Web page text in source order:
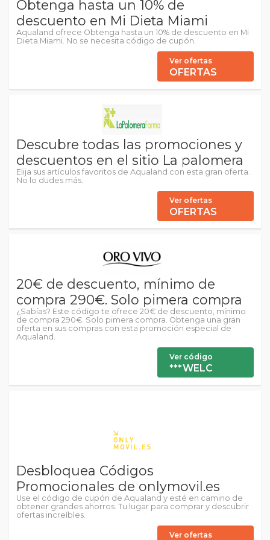
Obtenga hasta un 10% de
descuento en Mi Dieta Miami
Aqualand ofrece Obtenga hasta un 10% de descuento en Mi
Dieta Miami. No se necesita código de cupón.
Ver ofertas
OFERTAS
Descubre todas las promociones y
descuentos en el sitio La palomera
Elija sus artículos favoritos de Aqualand con esta gran oferta.
No lo dudes más.
Ver ofertas
OFERTAS
20€ de descuento, mínimo de
compra 290€. Solo pimera compra
¿Sabías? Este código te ofrece 20€ de descuento, mínimo
de compra 290€. Solo pimera compra. Obtenga una gran
oferta en sus compras con esta promoción especial de
Aqualand.
Ver código
***WELC
Desbloquea Códigos
Promocionales de onlymovil.es
Use el código de cupón de Aqualand y esté en camino de
obtener grandes ahorros. Tu lugar para comprar y descubrir
ofertas increíbles.
Ver ofertas